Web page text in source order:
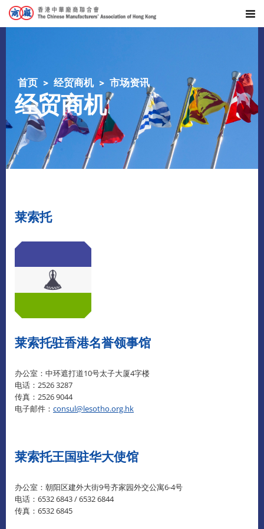
首页 经贸商机 市场资讯
经贸商机
莱索托
莱索托驻香港名誉领事馆
办公室：中环遮打道10号太子大厦4字楼
电话：2526 3287
传真：2526 9044
电子邮件： consul@lesotho.org.hk
莱索托王国驻华大使馆
办公室：朝阳区建外大街9号齐家园外交公寓6-4号
电话：6532 6843 / 6532 6844
传真：6532 6845